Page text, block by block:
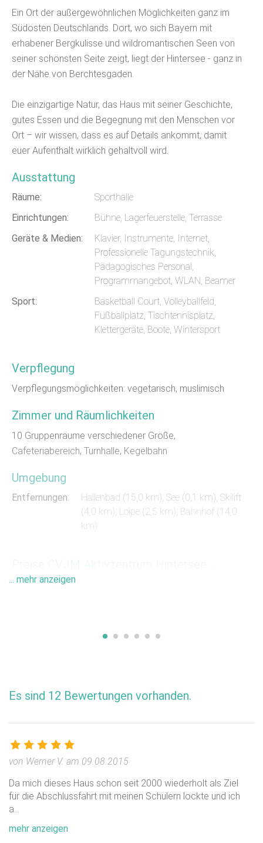
Ein Ort der außergewöhnlichen Möglichkeiten ganz im
Südosten Deutschlands. Dort, wo sich Bayern mit
erhabener Bergkulisse und wildromantischen Seen von
seiner schönsten Seite zeigt, liegt der Hintersee - ganz in
der Nähe von Berchtesgaden.
Die einzigartige Natur, das Haus mit seiner Geschichte,
gutes Essen und die Begegnung mit den Menschen vor
Ort – wir wissen, dass es auf Details ankommt, damit
euer Aufenthalt wirklich gehaltvoll wird.
Ausstattung
Räume:
Sporthalle
Einrichtungen:
Bühne, Lagerfeuerstelle, Terrasse
Geräte & Medien:
Klavier, Instrumente, Internet,
Professionelle Tagungstechnik,
Pädagogisches Personal,
Programmangebot, WLAN, Beamer
Sport:
Basketball Court, Volleyballfeld,
Fußballplatz, Tischtennisplatz,
Klettergeräte, Boote, Wintersport
Verpflegung
Verpflegungsmöglichkeiten: vegetarisch, muslimisch
Zimmer und Räumlichkeiten
10 Gruppenräume verschiedener Größe,
Cafeteriabereich, Turnhalle, Kegelbahn
Umgebung
Entfernungen: Hallenbad (15,0 km), See (0,1 km), Skilift
(4,0 km), Loipe (2,5 km), Bahnhof (14,0
km)
Alpen Experience
Vollverpflegung
Das CVJM Aktivzentrum Hintersee - Alpen Experience
Gruppenpreise auf Anfrage
... mehr anzeigen
Es sind 12 Bewertungen vorhanden.
von Werner V. am 09.08.2015
Da mich dieses Haus schon seit 2000 wiederholt als Ziel
für die Abschlussfahrt mit meinen Schülern lockte und ich
a...
mehr anzeigen